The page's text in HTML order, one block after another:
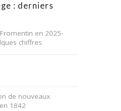
: derniers
en 2025-
chiffres
de nouveaux
1842